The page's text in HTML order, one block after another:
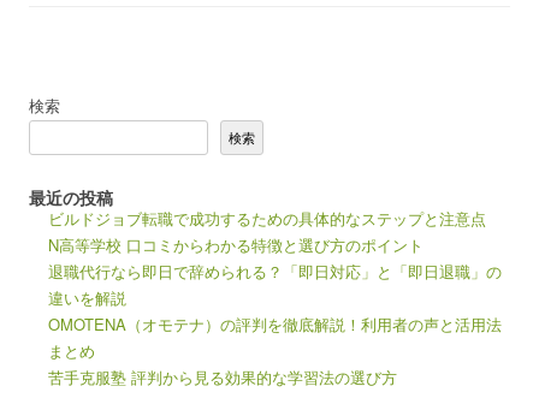
検索
検索
最近の投稿
ビルドジョブ転職で成功するための具体的なステップと注意点
N高等学校 口コミからわかる特徴と選び方のポイント
退職代行なら即日で辞められる？「即日対応」と「即日退職」の
違いを解説
OMOTENA（オモテナ）の評判を徹底解説！利用者の声と活用法
まとめ
苦手克服塾 評判から見る効果的な学習法の選び方